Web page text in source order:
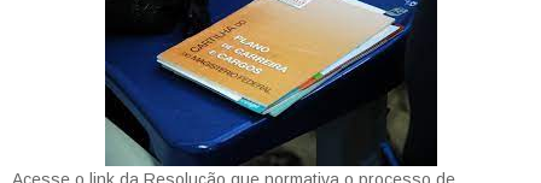
Acesse o link da Resolução que normativa o processo de